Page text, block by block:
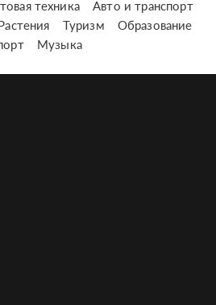
техника
Авто и транспорт
Туризм
Образование
Музыка